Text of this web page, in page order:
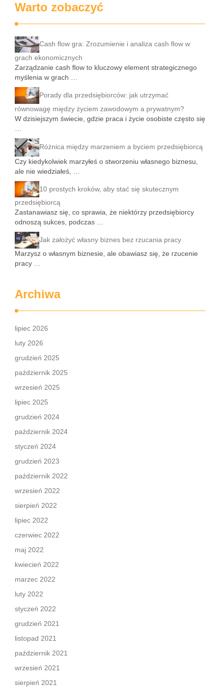
Warto zobaczyć
Cash flow gra: Zrozumienie i analiza cash flow w
grach ekonomicznych
Zarządzanie cash flow to kluczowy element strategicznego
myślenia w grach …
Porady dla przedsiębiorców: jak utrzymać
równowagę między życiem zawodowym a prywatnym?
W dzisiejszym świecie, gdzie praca i życie osobiste często się
Różnica między marzeniem a byciem przedsiębiorcą
Czy kiedykolwiek marzyłeś o stworzeniu własnego biznesu,
ale nie wiedziałeś, …
10 prostych kroków, aby stać się skutecznym
przedsiębiorcą
Zastanawiasz się, co sprawia, że niektórzy przedsiębiorcy
odnoszą sukces, podczas …
Jak założyć własny biznes bez rzucania pracy
Marzysz o własnym biznesie, ale obawiasz się, że rzucenie
pracy …
Archiwa
lipiec 2026
luty 2026
grudzień 2025
październik 2025
wrzesień 2025
lipiec 2025
grudzień 2024
październik 2024
styczeń 2024
grudzień 2023
październik 2022
wrzesień 2022
sierpień 2022
lipiec 2022
czerwiec 2022
maj 2022
kwiecień 2022
marzec 2022
luty 2022
styczeń 2022
grudzień 2021
listopad 2021
październik 2021
wrzesień 2021
sierpień 2021